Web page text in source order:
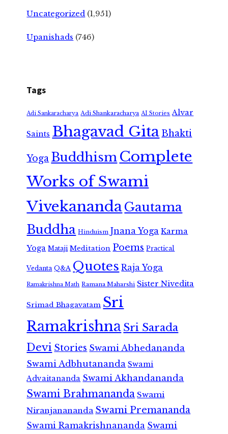
Uncategorized (1,951)
Upanishads (746)
Tags
Adi Sankaracharya Adi Shankaracharya AI Stories Alvar
Saints Bhagavad GitaBhakti
Yoga Buddhism Complete
Works of Swami
VivekanandaGautama
Buddha Hinduism Jnana Yoga Karma
Yoga Mataji Meditation Poems Practical
Vedanta Q&A Quotes Raja Yoga
Ramakrishna Math Ramana Maharshi Sister Nivedita
Srimad Bhagavatam Sri
RamakrishnaSri Sarada
Devi Stories Swami Abhedananda
Swami Adbhutananda Swami
Advaitananda Swami Akhandananda
Swami Brahmananda Swami
Niranjanananda Swami Premananda
Swami Ramakrishnananda Swami